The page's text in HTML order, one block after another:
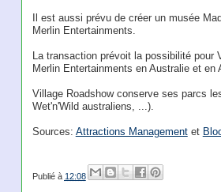
Il est aussi prévu de créer un musée
Merlin Entertainments.
La transaction prévoit la possibilité pour
Merlin Entertainments en Australie et en
Village Roadshow conserve ses parcs
Wet'n'Wild australiens, ...).
Sources: Attractions Managementet
Publié à 12:08